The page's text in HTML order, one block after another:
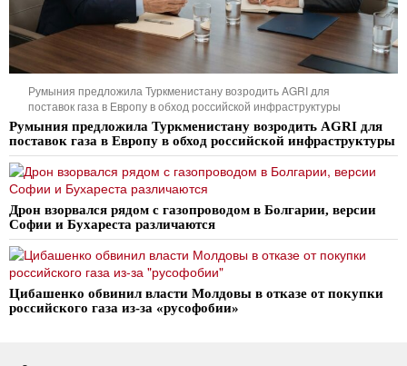
Румыния предложила Туркменистану возродить AGRI для
поставок газа в Европу в обход российской инфраструктуры
Румыния предложила Туркменистану возродить AGRI для
поставок газа в Европу в обход российской инфраструктуры
Дрон взорвался рядом с газопроводом в Болгарии, версии
Софии и Бухареста различаются
Цибашенко обвинил власти Молдовы в отказе от покупки
российского газа из-за «русофобии»